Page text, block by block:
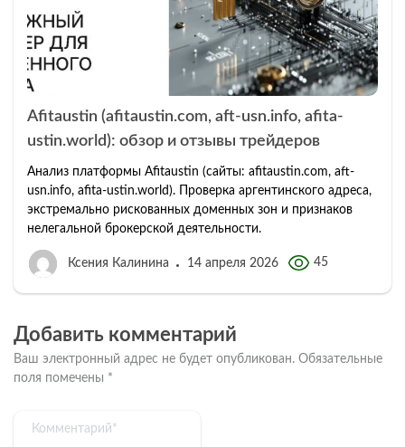
Afitaustin (afitaustin.com, aft-usn.info, afita-
ustin.world): обзор и отзывы трейдеров
Анализ платформы Afitaustin (сайты: afitaustin.com, aft-
usn.info, afita-ustin.world). Проверка аргентинского адреса,
экстремально рискованных доменных зон и признаков
нелегальной брокерской деятельности.
Ксения Калинина 14 апреля 2026 45
Добавить комментарий
Ваш электронный адрес не будет опубликован. Обязательные
поля помечены *